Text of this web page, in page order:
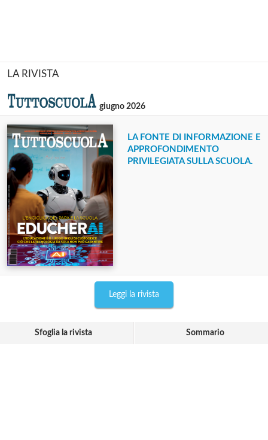
LA RIVISTA
giugno 2026
LA FONTE DI INFORMAZIONE E
APPROFONDIMENTO
PRIVILEGIATA SULLA SCUOLA.
Leggi la rivista
Sfoglia la rivista Sommario